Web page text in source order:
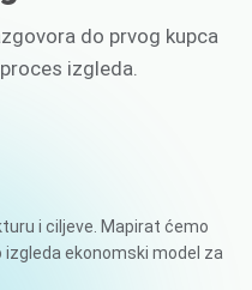
do prvog kupca
izgleda.
i ciljeve. Mapirat ćemo
izgleda ekonomski model za